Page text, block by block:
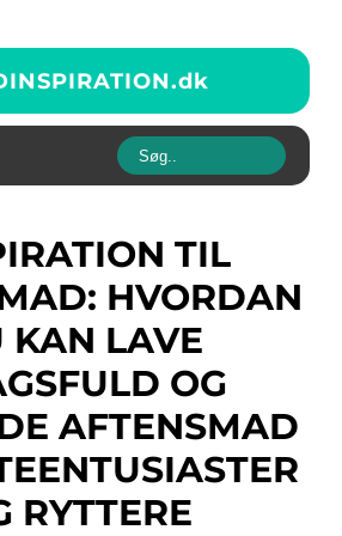
dk
HVORDAN
KAN LAVE
OG
AFTENSMAD
RYTTERE